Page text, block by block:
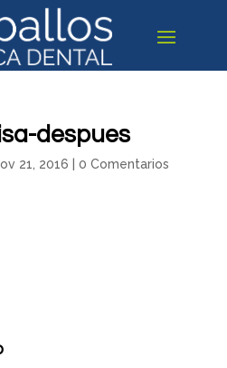
despues
21, 2016 0 Comentarios